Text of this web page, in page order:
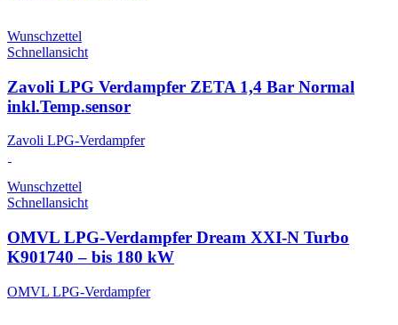
Wunschzettel
Schnellansicht
Zavoli LPG Verdampfer ZETA 1,4 Bar Normal
inkl.Temp.sensor
Zavoli LPG-Verdampfer
Wunschzettel
Schnellansicht
OMVL LPG-Verdampfer Dream XXI-N Turbo
K901740 – bis 180 kW
OMVL LPG-Verdampfer